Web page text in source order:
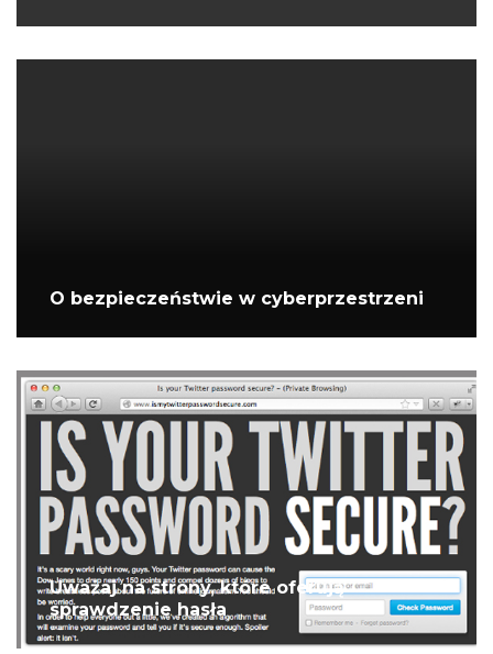
O bezpieczeństwie w cyberprzestrzeni
Uważaj na strony, które oferują
sprawdzenie hasła